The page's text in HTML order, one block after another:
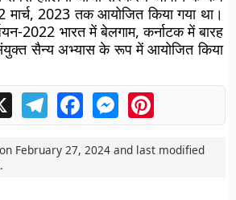
2023 तक आयोजित किया गया था।
2022 भारत में बेलगाम, कर्नाटक में बारह
सैन्य अभ्यास के रूप में आयोजित किया
X TelegramFacebookMessengerPinterest
February 27, 2024 and last modified
.